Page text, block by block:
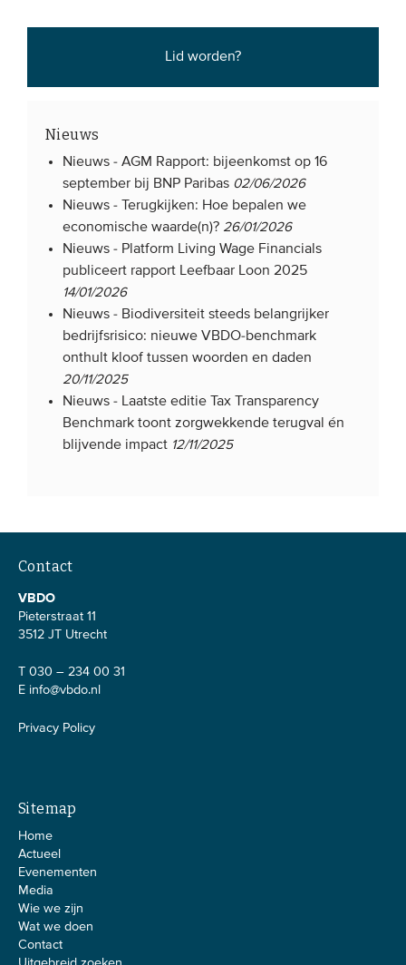
Video’s
Team
Bestuur
Partners & netwerken
WAT WE DOEN
Engagement
Kennisdeling
UITGEBREID ZOEKEN
Lid worden?
Nieuws
Nieuws -AGM Rapport: bijeenkomst op 16
september bij BNP Paribas 02/06/2026
Nieuws - Terugkijken: Hoe bepalen we
economische waarde(n)? 26/01/2026
Nieuws - Platform Living Wage Financials
publiceert rapport Leefbaar Loon 2025
14/01/2026
Nieuws - Biodiversiteit steeds belangrijker
bedrijfsrisico: nieuwe VBDO-benchmark
onthult kloof tussen woorden en daden
20/11/2025
Nieuws - Laatste editie Tax Transparency
Benchmark toont zorgwekkende terugval én
blijvende impact 12/11/2025
Contact
VBDO
Pieterstraat 11
3512 JT Utrecht
T 030 – 234 00 31
E info@vbdo.nl
Privacy Policy
Sitemap
Home
Actueel
Evenementen
Media
Wie we zijn
Wat we doen
Contact